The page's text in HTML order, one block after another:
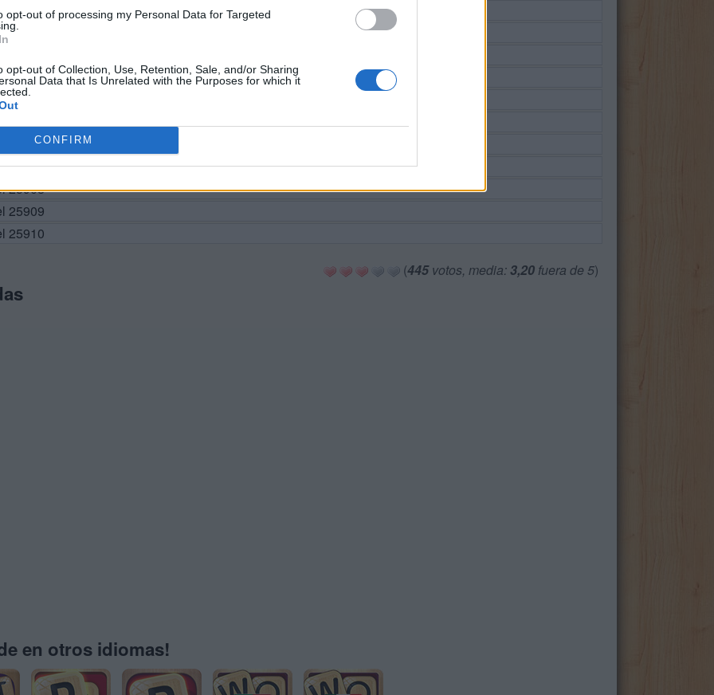
opt-out of processing my Personal Data for Targeted
opt-out of Collection, Use, Retention, Sale, and/or Sharing
Data that Is Unrelated with the Purposes for which it
CONFIRM
25900
25903
25905
25906
25907
25908
25909
25910
(445votos, media: 3,20 fuera de 5)
en otros idiomas!